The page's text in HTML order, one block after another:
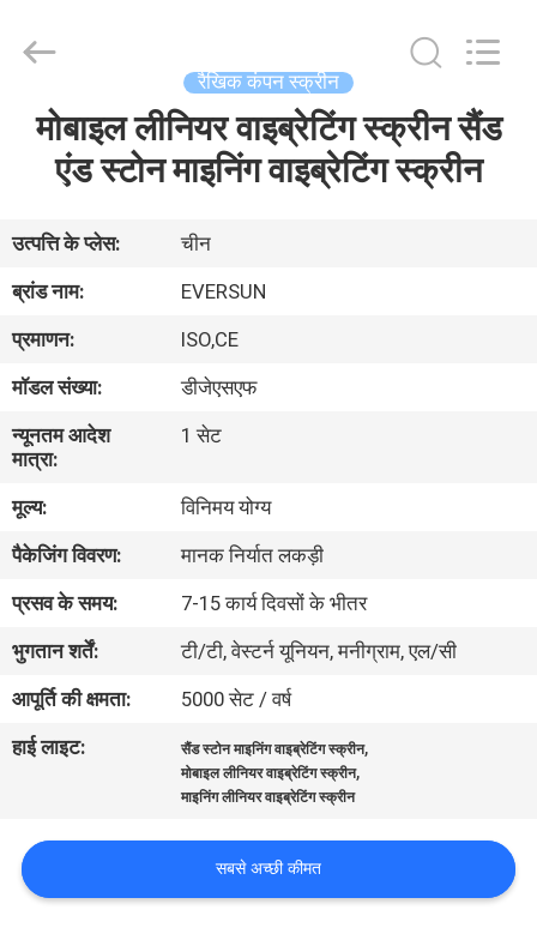
घर
वीआर
दिखाएँ
हमारे
बारे
कारखाना
भ्रमण
गुणवत्ता
नियंत्रण
करें
Reserved.
रैखिक कंपन स्क्रीन
मोबाइल लीनियर वाइब्रेटिंग स्क्रीन सैंड
एंड स्टोन माइनिंग वाइब्रेटिंग स्क्रीन
उत्पत्ति के प्लेस:
चीन
ब्रांड नाम:
EVERSUN
प्रमाणन:
ISO,CE
मॉडल संख्या:
डीजेएसएफ
न्यूनतम आदेश
मात्रा:
1 सेट
मूल्य:
विनिमय योग्य
पैकेजिंग विवरण:
मानक निर्यात लकड़ी
प्रसव के समय:
7-15 कार्य दिवसों के भीतर
भुगतान शर्तें:
टी/टी, वेस्टर्न यूनियन, मनीग्राम, एल/सी
आपूर्ति की क्षमता:
5000 सेट / वर्ष
हाई लाइट:
सैंड स्टोन माइनिंग वाइब्रेटिंग स्क्रीन,
मोबाइल लीनियर वाइब्रेटिंग स्क्रीन,
माइनिंग लीनियर वाइब्रेटिंग स्क्रीन
सबसे अच्छी कीमत